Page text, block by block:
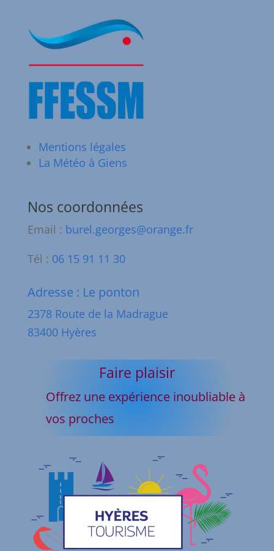
Mentions légales
La Météo à Giens
Nos coordonnées
Email : burel.georges@orange.fr
Tél : 06 15 91 11 30
Adresse : Le ponton
2378 Route de la Madrague
83400 Hyères
Faire plaisir
Offrez une expérience inoubliable à
vos proches